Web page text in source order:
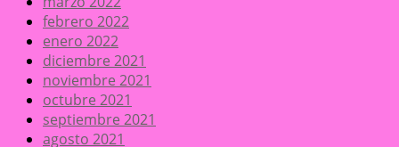
febrero 2022
enero 2022
diciembre 2021
noviembre 2021
octubre 2021
septiembre 2021
agosto 2021